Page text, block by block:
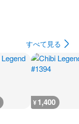
すべて見る
¥1,400